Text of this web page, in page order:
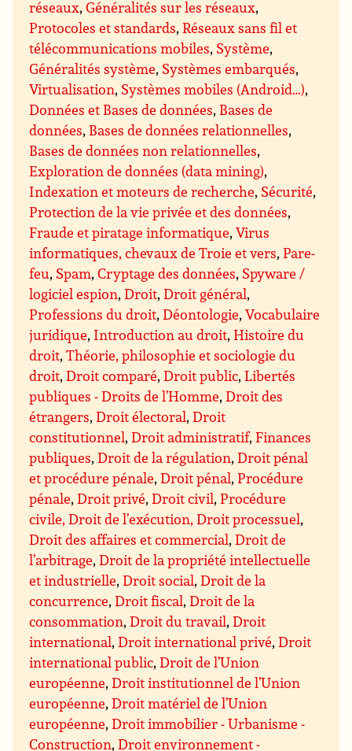
réseaux,Généralités sur les réseaux,
Protocoles et standards,Réseaux sans fil et
télécommunications mobiles, Système,
Généralités système, Systèmes embarqués,
Virtualisation, Systèmes mobiles (Android…),
Données et Bases de données, Bases de
données, Bases de données relationnelles,
Bases de données non relationnelles,
Exploration de données (data mining),
Indexation et moteurs de recherche, Sécurité,
Protection de la vie privée et des données,
Fraude et piratage informatique,Virus
informatiques, chevaux de Troie et vers,Pare-
feu, Spam,Cryptage des données, Spyware /
logiciel espion,Droit,Droit général,
Professions du droit,Déontologie,Vocabulaire
juridique, Introduction au droit,Histoire du
droit,Théorie, philosophie et sociologie du
droit,Droit comparé,Droit public,Libertés
publiques - Droits de l’Homme,Droit des
étrangers,Droit électoral,Droit
constitutionnel,Droit administratif,Finances
publiques,Droit de la régulation,Droit pénal
et procédure pénale,Droit pénal,Procédure
pénale,Droit privé,Droit civil,Procédure
civile, Droit de l’exécution, Droit processuel,
Droit des affaires et commercial,Droit de
l’arbitrage,Droit de la propriété intellectuelle
et industrielle,Droit social,Droit de la
concurrence,Droit fiscal,Droit de la
consommation,Droit du travail,Droit
international,Droit international privé,Droit
international public,Droit de l’Union
européenne,Droit institutionnel de l’Union
européenne,Droit matériel de l’Union
européenne,Droit immobilier - Urbanisme -
Construction,Droit environnement -